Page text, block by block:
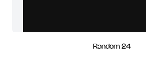
Random 24